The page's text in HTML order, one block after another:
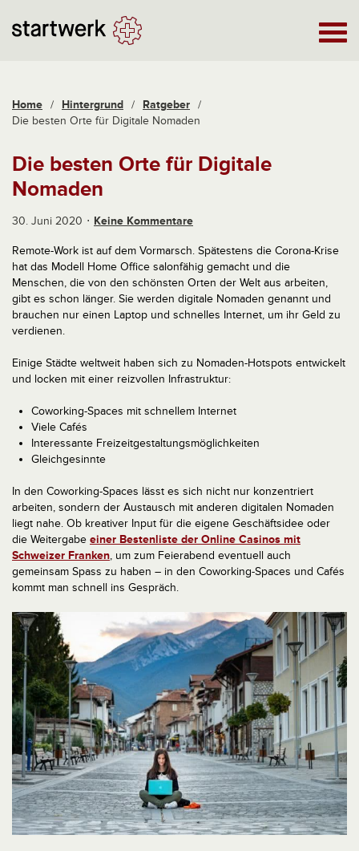
Home / Hintergrund / Ratgeber /
Die besten Orte für Digitale Nomaden
Die besten Orte für Digitale
Nomaden
30. Juni 2020 Keine Kommentare
Remote-Work ist auf dem Vormarsch. Spätestens die Corona-Krise
hat das Modell Home Office salonfähig gemacht und die
Menschen, die von den schönsten Orten der Welt aus arbeiten,
gibt es schon länger. Sie werden digitale Nomaden genannt und
brauchen nur einen Laptop und schnelles Internet, um ihr Geld zu
verdienen.
Einige Städte weltweit haben sich zu Nomaden-Hotspots entwickelt
und locken mit einer reizvollen Infrastruktur:
Coworking-Spaces mit schnellem Internet
Viele Cafés
Interessante Freizeitgestaltungsmöglichkeiten
Gleichgesinnte
In den Coworking-Spaces lässt es sich nicht nur konzentriert
arbeiten, sondern der Austausch mit anderen digitalen Nomaden
liegt nahe. Ob kreativer Input für die eigene Geschäftsidee oder
die Weitergabe einer Bestenliste der Online Casinos mit
Schweizer Franken, um zum Feierabend eventuell auch
gemeinsam Spass zu haben – in den Coworking-Spaces und Cafés
kommt man schnell ins Gespräch.